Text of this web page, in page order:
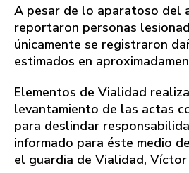
A pesar de lo aparatoso del
reportaron personas
únicamente se registraron
estimados en
Elementos de Vialidad
levantamiento de las actas
para deslindar
informado para éste medio
el guardia de Vialidad, Víctor